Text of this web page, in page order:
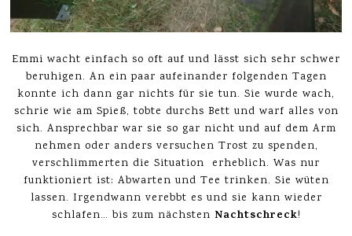
Emmi wacht einfach so oft auf und lässt sich sehr schwer
beruhigen. An ein paar aufeinander folgenden Tagen
konnte ich dann gar nichts für sie tun. Sie wurde wach,
schrie wie am Spieß, tobte durchs Bett und warf alles von
sich. Ansprechbar war sie so gar nicht und auf dem Arm
nehmen oder anders versuchen Trost zu spenden,
verschlimmerten die Situation erheblich. Was nur
funktioniert ist: Abwarten und Tee trinken. Sie wüten
lassen. Irgendwann verebbt es und sie kann wieder
schlafen… bis zum nächsten Nachtschreck!